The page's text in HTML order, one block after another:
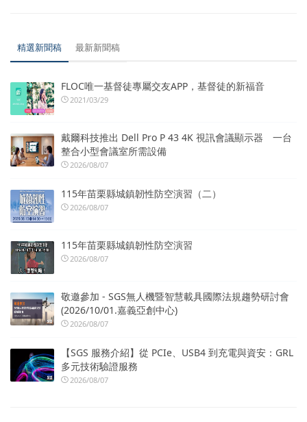
精選新聞稿 最新新聞稿
FLOC唯一基督徒專屬交友APP，基督徒的新福音
2021/03/29
戴爾科技推出 Dell Pro P 43 4K 視訊會議顯示器 一台
整合小型會議室所需設備
2026/08/07
115年苗栗縣城鎮韌性防空演習（二）
2026/08/07
115年苗栗縣城鎮韌性防空演習
2026/08/07
敬邀參加 - SGS無人機暨智慧載具國際法規趨勢研討會
(2026/10/01.嘉義亞創中心)
2026/08/07
【SGS 服務介紹】從 PCIe、USB4 到充電與資安：GRL
多元技術驗證服務
2026/08/07